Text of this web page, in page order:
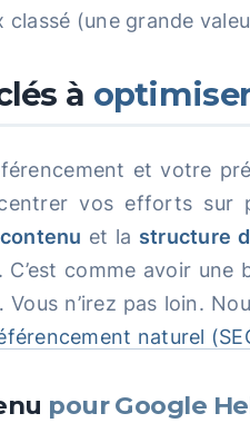
(une grande
à
et votre
vos efforts sur
et la structure
C’est comme avoir
n’irez pas loin.
naturel
pour Google